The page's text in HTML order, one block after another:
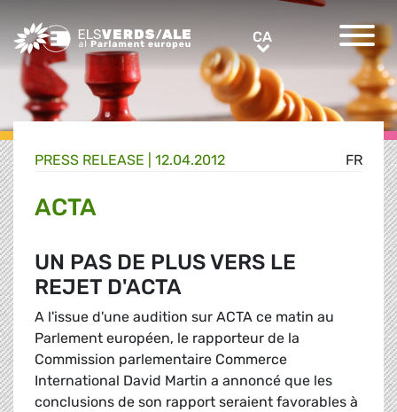
Greens/EFA Home CACA
FR
PRESS RELEASE | 12.04.2012
ACTA
UN PAS DE PLUS VERS LE
REJET D'ACTA
A l'issue d'une audition sur ACTA ce matin au
Parlement européen, le rapporteur de la
Commission parlementaire Commerce
International David Martin a annoncé que les
conclusions de son rapport seraient favorables à